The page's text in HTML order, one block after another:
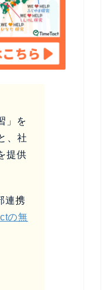
」を
、社
提供
連携
の無